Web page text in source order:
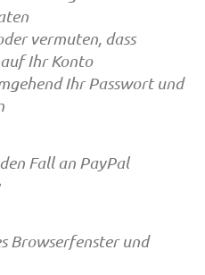
vermuten, dass
Ihr Konto
Ihr Passwort und
Fall an PayPal
Browserfenster und